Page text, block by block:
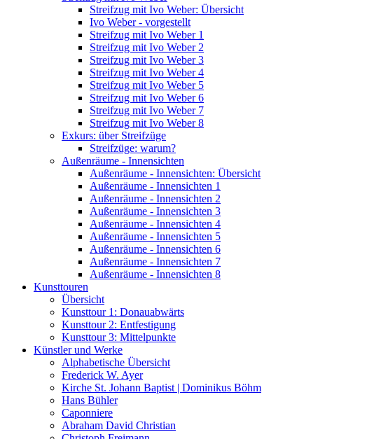
Streifzug mit Ivo Weber: Übersicht
Ivo Weber - vorgestellt
Streifzug mit Ivo Weber 1
Streifzug mit Ivo Weber 2
Streifzug mit Ivo Weber 3
Streifzug mit Ivo Weber 4
Streifzug mit Ivo Weber 5
Streifzug mit Ivo Weber 6
Streifzug mit Ivo Weber 7
Streifzug mit Ivo Weber 8
Exkurs: über Streifzüge
Streifzüge: warum?
Außenräume - Innensichten
Außenräume - Innensichten: Übersicht
Außenräume - Innensichten 1
Außenräume - Innensichten 2
Außenräume - Innensichten 3
Außenräume - Innensichten 4
Außenräume - Innensichten 5
Außenräume - Innensichten 6
Außenräume - Innensichten 7
Außenräume - Innensichten 8
Kunsttouren
Übersicht
Kunsttour 1: Donauabwärts
Kunsttour 2: Entfestigung
Kunsttour 3: Mittelpunkte
Künstler und Werke
Alphabetische Übersicht
Frederick W. Ayer
Kirche St. Johann Baptist | Dominikus Böhm
Hans Bühler
Caponniere
Abraham David Christian